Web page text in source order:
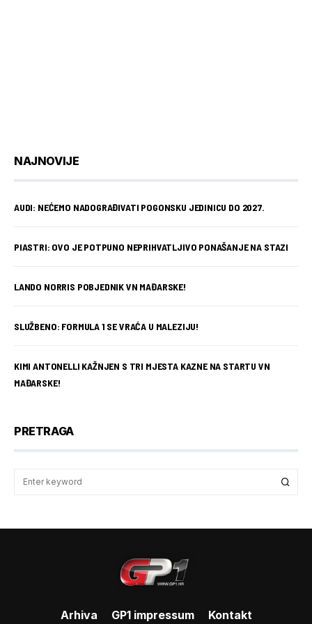
NAJNOVIJE
AUDI: NEĆEMO NADOGRAĐIVATI POGONSKU JEDINICU DO 2027.
PIASTRI: OVO JE POTPUNO NEPRIHVATLJIVO PONAŠANJE NA STAZI
LANDO NORRIS POBJEDNIK VN MAĐARSKE!
SLUŽBENO: FORMULA 1 SE VRAĆA U MALEZIJU!
KIMI ANTONELLI KAŽNJEN S TRI MJESTA KAZNE NA STARTU VN
MAĐARSKE!
PRETRAGA
Arhiva GP1 impressum Kontakt